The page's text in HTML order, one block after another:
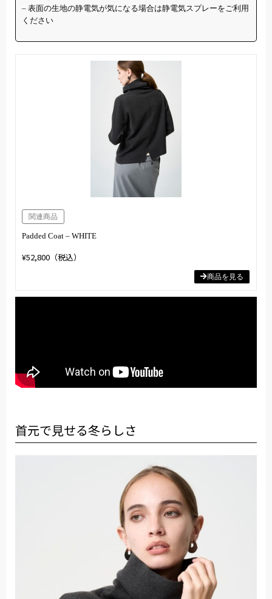
– 表面の生地の静電気が気になる場合は静電気スプレーをご利用
ください
関連商品
Padded Coat – WHITE
¥52,800（税込）
商品を見る
首元で見せる冬らしさ